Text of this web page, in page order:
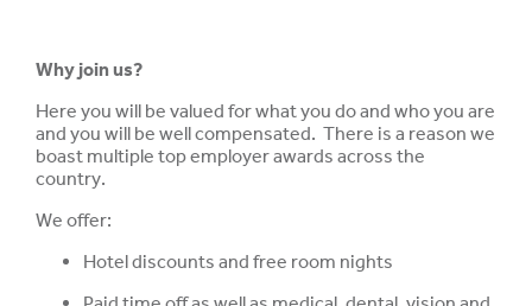
Why join us?
Here you will be valued for what you do and who you are
and you will be well compensated. There is a reason we
boast multiple top employer awards across the
country.
We offer:
Hotel discounts and free room nights